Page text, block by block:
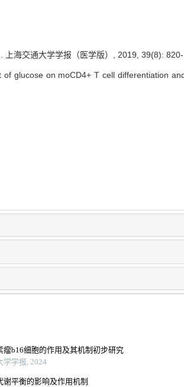
上海交通大学学报（医学版）, 2019, 39(8):
glucose on moCD4+ T cell differentiation
瘤b16细胞的作用及其机制初步研究
学学报, 2024
平衡的影响及作用机制